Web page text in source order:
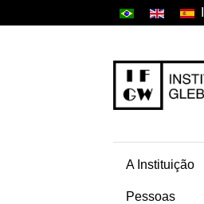
A Instituição
Pessoas